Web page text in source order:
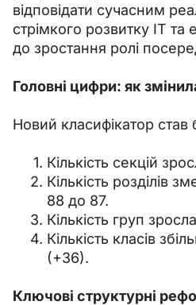
відповідати сучасним
стрімкого розвитку ІТ та
до зростання ролі
Головні цифри: як
Новий класифікатор став
Кількість секцій
Кількість розділів
88 до 87.
Кількість груп
Кількість класів
(+36).
Ключові структурні